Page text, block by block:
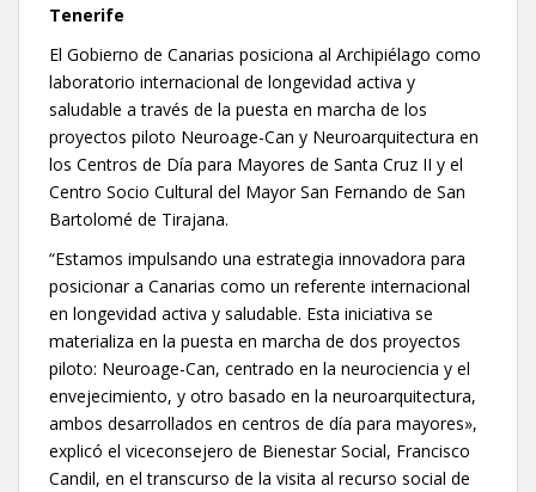
Tenerife
El Gobierno de Canarias posiciona al Archipiélago como
laboratorio internacional de longevidad activa y
saludable a través de la puesta en marcha de los
proyectos piloto Neuroage-Can y Neuroarquitectura en
los Centros de Día para Mayores de Santa Cruz II y el
Centro Socio Cultural del Mayor San Fernando de San
Bartolomé de Tirajana.
“Estamos impulsando una estrategia innovadora para
posicionar a Canarias como un referente internacional
en longevidad activa y saludable. Esta iniciativa se
materializa en la puesta en marcha de dos proyectos
piloto: Neuroage-Can, centrado en la neurociencia y el
envejecimiento, y otro basado en la neuroarquitectura,
ambos desarrollados en centros de día para mayores»,
explicó el viceconsejero de Bienestar Social, Francisco
Candil, en el transcurso de la visita al recurso social de